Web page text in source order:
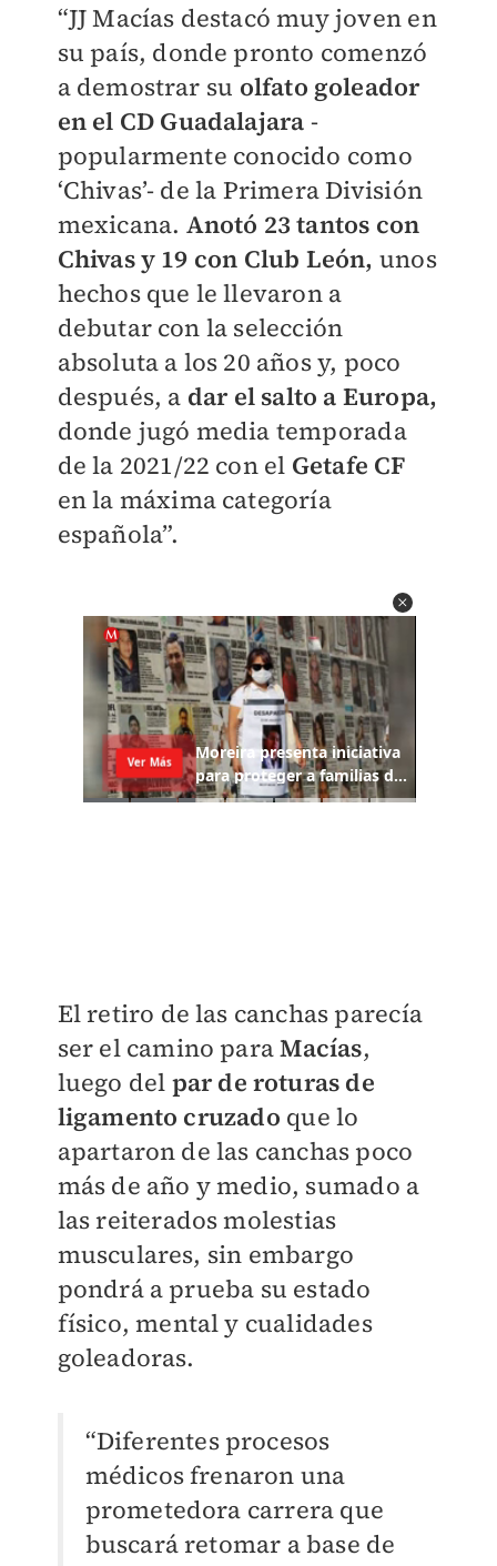
“JJ Macías destacó muy joven en
su país, donde pronto comenzó
a demostrar su olfato goleador
en el CD Guadalajara -
popularmente conocido como
‘Chivas’- de la Primera División
mexicana. Anotó 23 tantos con
Chivas y 19 con Club León, unos
hechos que le llevaron a
debutar con la selección
absoluta a los 20 años y, poco
después, a dar el salto a Europa,
donde jugó media temporada
de la 2021/22 con el Getafe CF
en la máxima categoría
española”.
El retiro de las canchas parecía
ser el camino paraMacías,
luego del par de roturas de
ligamento cruzado que lo
apartaron de las canchas poco
más de año y medio, sumado a
las reiterados molestias
musculares, sin embargo
pondrá a prueba su estado
físico, mental y cualidades
goleadoras.
“Diferentes procesos
médicos frenaron una
prometedora carrera que
buscará retomar a base de